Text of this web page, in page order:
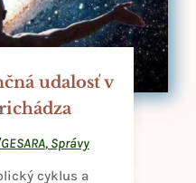
udalosť v
, Správy
cyklus a